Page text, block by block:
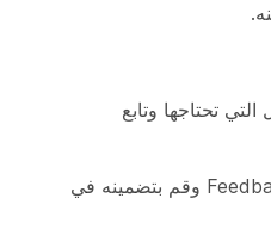
تحتاجها وتابع
يتم إرسال السجلات تلقائيا إلى مركز المساعدة الفنية (TAC) التابع ل Cisco. إذا اتصلت ب TAC ، فانسخ Feedback ID وقم بتضمينه في